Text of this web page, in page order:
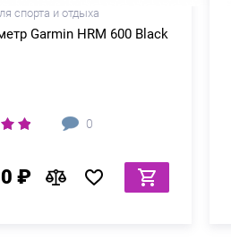
спорта и отдыха
Garmin HRM 600 Black
0
₽